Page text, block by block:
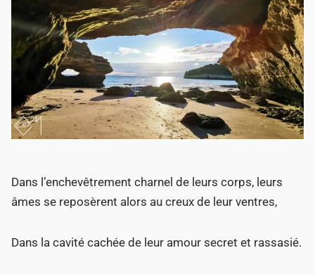
Dans l’enchevêtrement charnel de leurs corps, leurs
âmes se reposèrent alors au creux de leur ventres,
Dans la cavité cachée de leur amour secret et rassasié.